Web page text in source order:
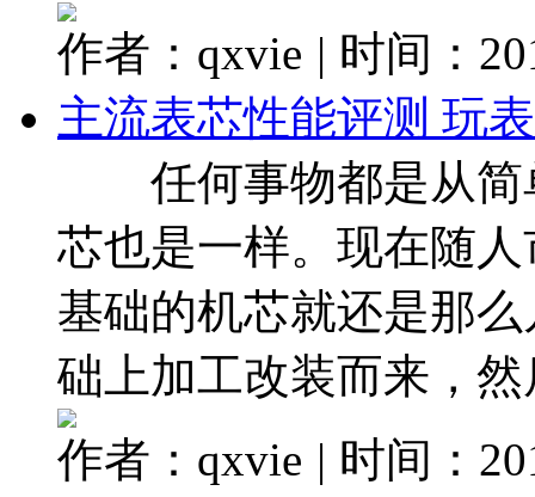
作者：qxvie | 时间：
主流表芯性能评测 玩
任何事物都是从简
芯也是一样。现在随
基础的机芯就还是那
础上加工改装而来，
作者：qxvie | 时间：